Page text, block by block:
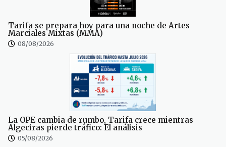
Tarifa se prepara hoy para una noche de Artes
Marciales Mixtas (MMA)
08/08/2026
La OPE cambia de rumbo, Tarifa crece mientras
Algeciras pierde tráfico: El análisis
05/08/2026